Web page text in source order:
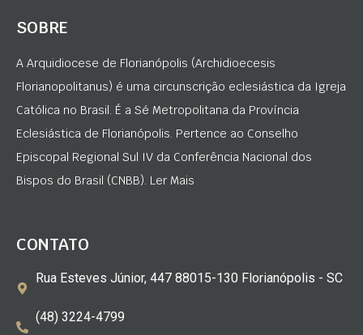
SOBRE
A Arquidiocese de Florianópolis (Archidioecesis
Florianopolitanus) é uma circunscrição eclesiástica da Igreja
Católica no Brasil. É a Sé Metropolitana da Província
Eclesiástica de Florianópolis. Pertence ao Conselho
Episcopal Regional Sul IV da Conferência Nacional dos
Bispos do Brasil (CNBB). Ler Mais
CONTATO
Rua Esteves Júnior, 447 88015-130 Florianópolis - SC
(48) 3224-4799